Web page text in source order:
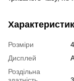
Розміри
Дисплей
Роздільна